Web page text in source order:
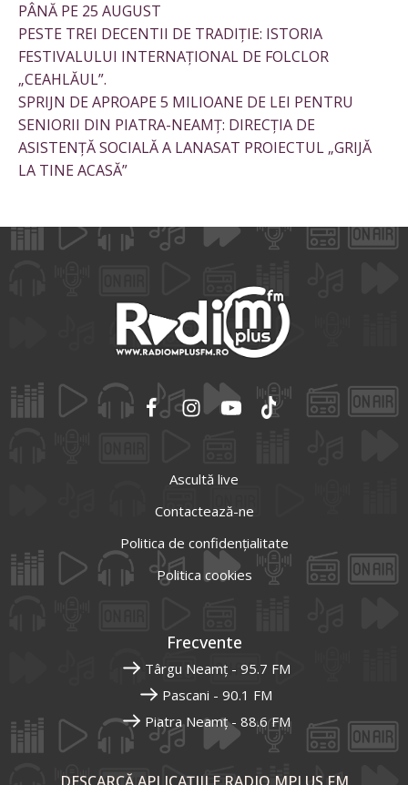
PÂNĂ PE 25 AUGUST
PESTE TREI DECENTII DE TRADIȚIE: ISTORIA
FESTIVALULUI INTERNAȚIONAL DE FOLCLOR
„CEAHLĂUL”.
SPRIJN DE APROAPE 5 MILIOANE DE LEI PENTRU
SENIORII DIN PIATRA-NEAMȚ: DIRECȚIA DE
ASISTENȚĂ SOCIALĂ A LANASAT PROIECTUL „GRIJĂ
LA TINE ACASĂ”
Ascultă live
Contactează-ne
Politica de confidențialitate
Politica cookies
Frecvente
Târgu Neamț - 95.7 FM
Pascani - 90.1 FM
Piatra Neamț - 88.6 FM